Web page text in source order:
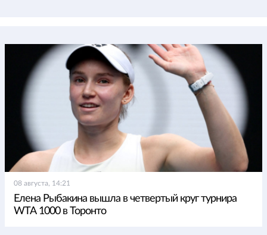
08 августа, 14:21
Елена Рыбакина вышла в четвертый круг турнира
WTA 1000 в Торонто